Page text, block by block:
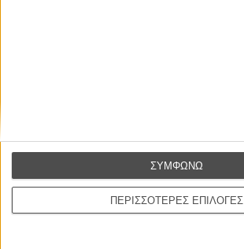
ΠΕΡΙΣΣΟΤΕΡΕΣ ΕΠΙΛΟΓΕΣ
ΣΥΜΦΩΝΩ
Θέλω να λαμβάνω τα newsletter σας.